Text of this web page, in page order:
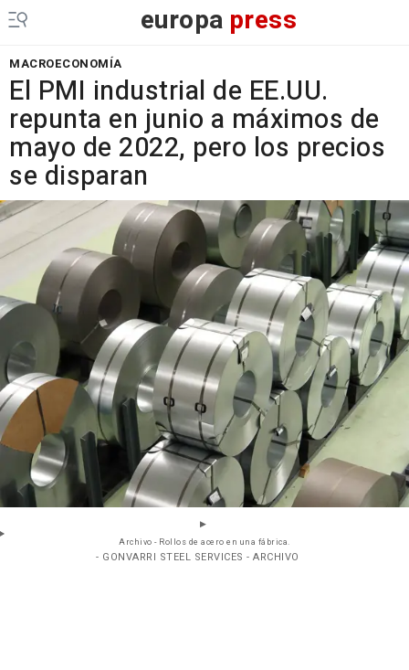
europa press
MACROECONOMÍA
El PMI industrial de EE.UU.
repunta en junio a máximos de
mayo de 2022, pero los precios
se disparan
Archivo - Rollos de acero en una fábrica.
- GONVARRI STEEL SERVICES - ARCHIVO